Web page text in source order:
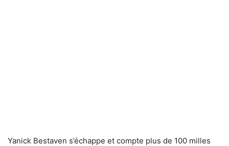
Yanick Bestaven s’échappe et compte plus de 100 milles